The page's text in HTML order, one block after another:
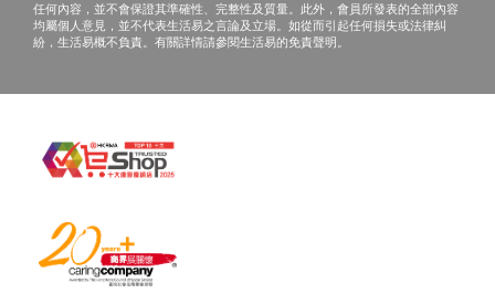
顯微鏡塗片檢查
酸鹼值
小便白蛋白
尿酮 (定性)
尿亞硝酸鹽
尿膽素
顏色
如有爭議，健康網購health.ESDlife 及 香港駿檢
一般性病空窗期約1個月，愛滋病空窗期可長達3個
月。
能反映出陽性反應所需的前一段時間。
如有身體不適或疑問，可約見醫生，診金另計。
任何內容，並不會保證其準確性、完整性及質量。此外，會員所發表的全部內容
均屬個人意見，並不代表生活易之言論及立場。如從而引起任何損失或法律糾
紛，生活易概不負責。有關詳情請參閱生活易的免責聲明。